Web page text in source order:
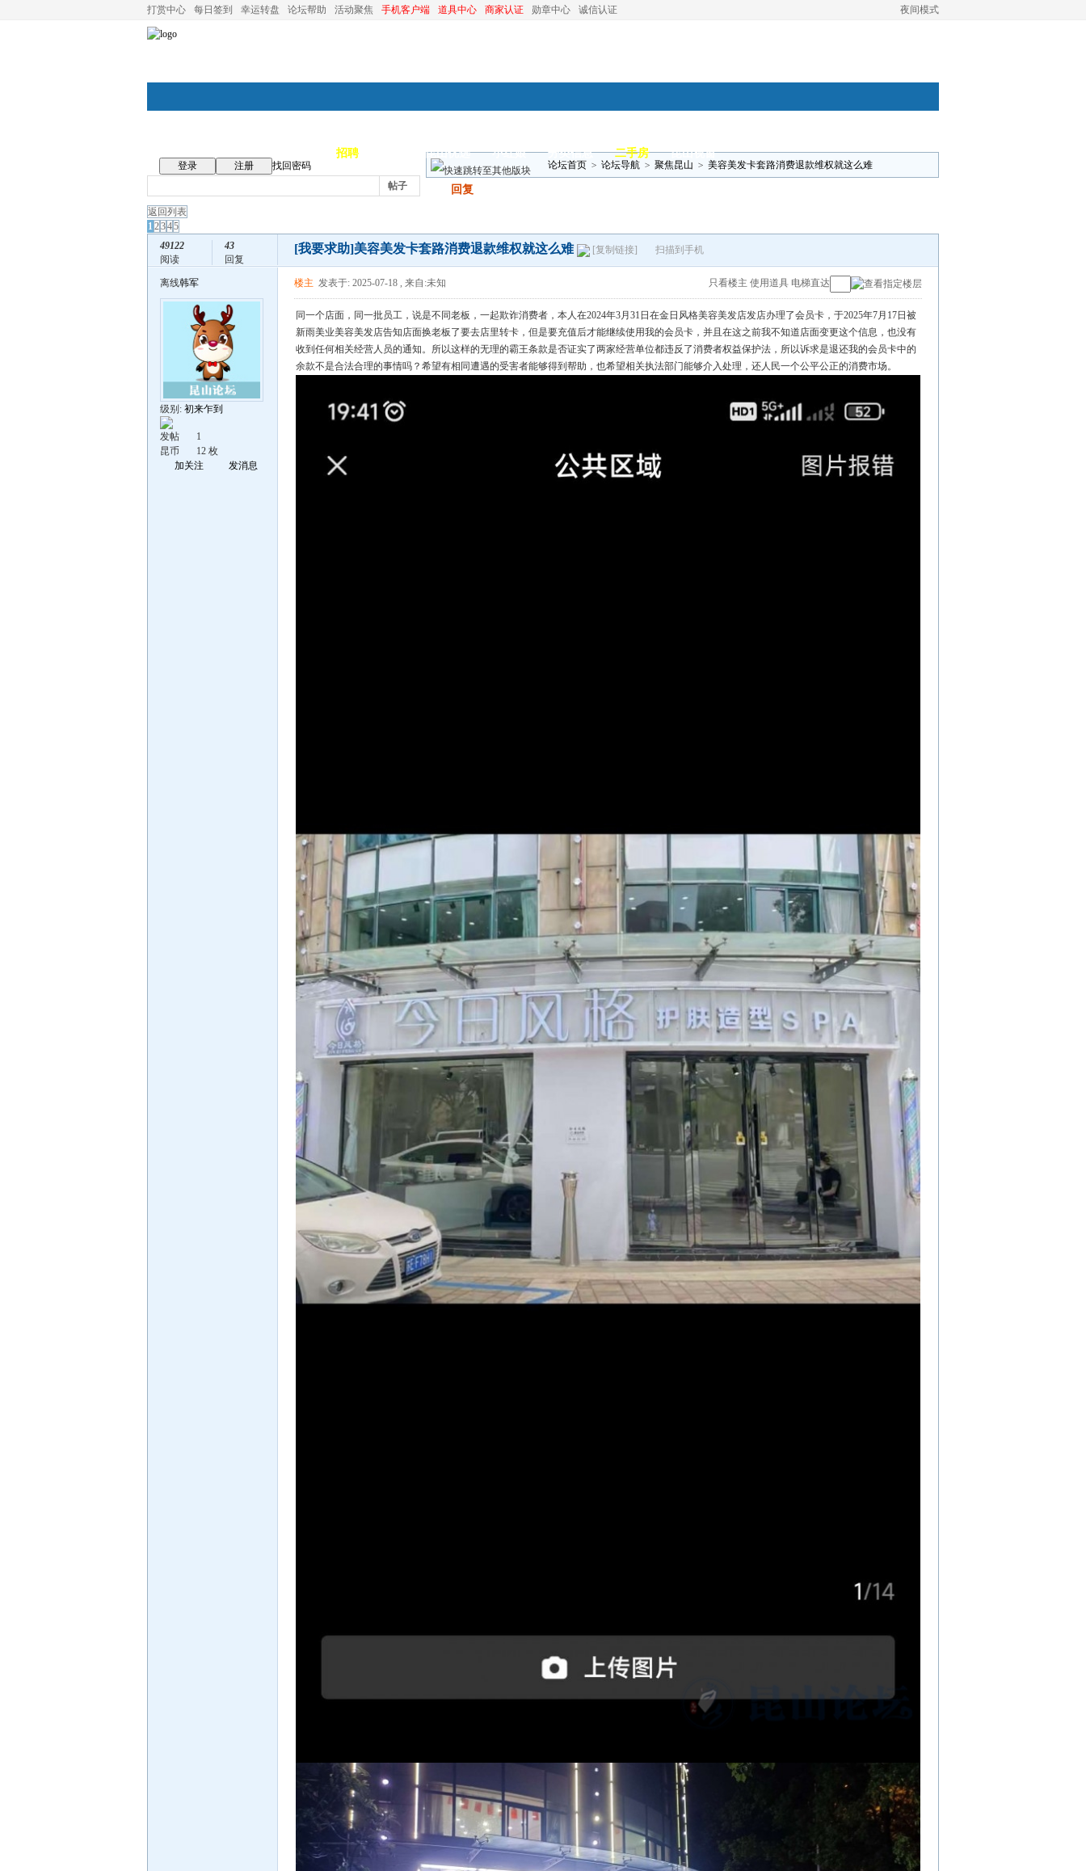
夜间模式
打赏中心 每日签到 幸运转盘 论坛帮助 活动聚焦 手机客户端 道具中心 商家认证 勋章中心 诚信认证
招聘 昆山优选 小红娘 分类信息 二手房 昆山视窗
登录 注册
找回密码
帖子
论坛首页 > 论坛导航 > 聚焦昆山 > 美容美发卡套路消费退款维权就这么难
回复
返回列表
12345
49122
阅读
43
回复
[我要求助]美容美发卡套路消费退款维权就这么难 [复制链接] 扫描到手机
离线韩军
级别: 初来乍到
发帖
1
昆币
12 枚
加关注
发消息
只看楼主 使用道具 电梯直达
楼主 发表于: 2025-07-18 , 来自:未知
同一个店面，同一批员工，说是不同老板，一起欺诈消费者，本人在2024年3月31日在金日风格美容美发店发店办理了会员卡，于2025年7月17日被
新雨美业美容美发店告知店面换老板了要去店里转卡，但是要充值后才能继续使用我的会员卡，并且在这之前我不知道店面变更这个信息，也没有
收到任何相关经营人员的通知。所以这样的无理的霸王条款是否证实了两家经营单位都违反了消费者权益保护法，所以诉求是退还我的会员卡中的
余款不是合法合理的事情吗？希望有相同遭遇的受害者能够得到帮助，也希望相关执法部门能够介入处理，还人民一个公平公正的消费市场。